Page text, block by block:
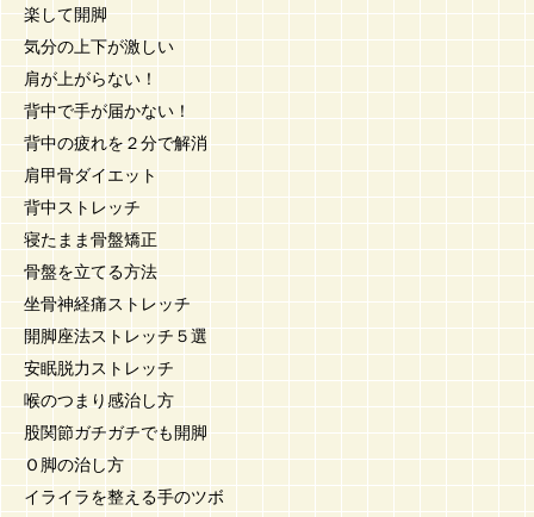
楽して開脚
気分の上下が激しい
肩が上がらない！
背中で手が届かない！
背中の疲れを２分で解消
肩甲骨ダイエット
背中ストレッチ
寝たまま骨盤矯正
骨盤を立てる方法
坐骨神経痛ストレッチ
開脚座法ストレッチ５選
安眠脱力ストレッチ
喉のつまり感治し方
股関節ガチガチでも開脚
Ｏ脚の治し方
イライラを整える手のツボ